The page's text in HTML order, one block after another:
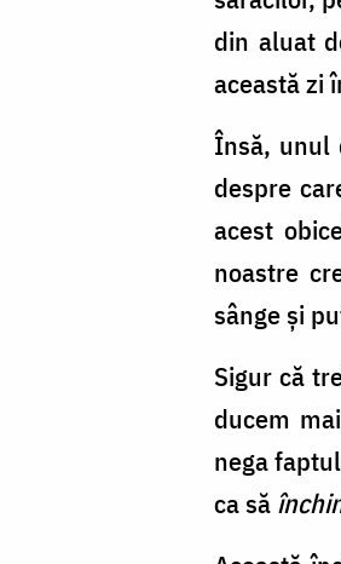
din aluat
această zi
Însă, unul
despre
acest
noastre
sânge și
Sigur că
ducem
nega
ca să